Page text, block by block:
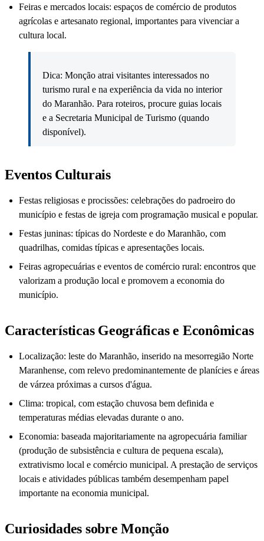
Feiras e mercados locais: espaços de comércio de produtos
agrícolas e artesanato regional, importantes para vivenciar a
cultura local.
Dica: Monção atrai visitantes interessados no
turismo rural e na experiência da vida no interior
do Maranhão. Para roteiros, procure guias locais
e a Secretaria Municipal de Turismo (quando
disponível).
Eventos Culturais
Festas religiosas e procissões: celebrações do padroeiro do
município e festas de igreja com programação musical e popular.
Festas juninas: típicas do Nordeste e do Maranhão, com
quadrilhas, comidas típicas e apresentações locais.
Feiras agropecuárias e eventos de comércio rural: encontros que
valorizam a produção local e promovem a economia do
município.
Características Geográficas e Econômicas
Localização: leste do Maranhão, inserido na mesorregião Norte
Maranhense, com relevo predominantemente de planícies e áreas
de várzea próximas a cursos d'água.
Clima: tropical, com estação chuvosa bem definida e
temperaturas médias elevadas durante o ano.
Economia: baseada majoritariamente na agropecuária familiar
(produção de subsistência e cultura de pequena escala),
extrativismo local e comércio municipal. A prestação de serviços
locais e atividades públicas também desempenham papel
importante na economia municipal.
Curiosidades sobre Monção